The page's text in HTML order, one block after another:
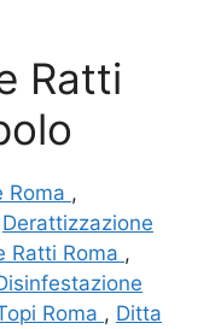
Ratti
Roma ,
Derattizzazione
Ratti Roma ,
Roma , Ditta